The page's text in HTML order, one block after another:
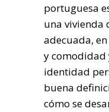
portuguesa
una vivienda
adecuada,
y comodidad
identidad
buena
cómo se